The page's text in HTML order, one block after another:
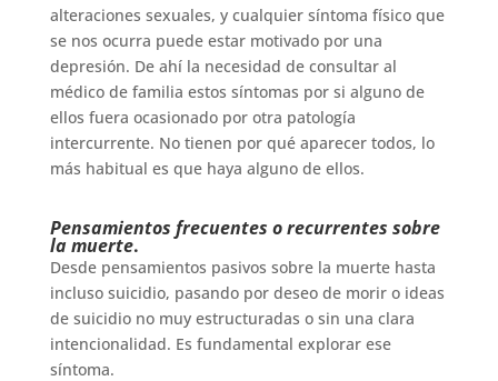
alteraciones sexuales, y cualquier síntoma físico que
se nos ocurra puede estar motivado por una
depresión. De ahí la necesidad de consultar al
médico de familia estos síntomas por si alguno de
ellos fuera ocasionado por otra patología
intercurrente. No tienen por qué aparecer todos, lo
más habitual es que haya alguno de ellos.
Pensamientos frecuentes o recurrentes sobre
la muerte.
Desde pensamientos pasivos sobre la muerte hasta
incluso suicidio, pasando por deseo de morir o ideas
de suicidio no muy estructuradas o sin una clara
intencionalidad. Es fundamental explorar ese
síntoma.